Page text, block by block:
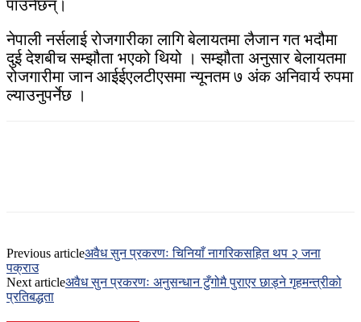
पाउनेछन्।
नेपाली नर्सलाई रोजगारीका लागि बेलायतमा लैजान गत भदौमा
दुई देशबीच सम्झौता भएको थियो । सम्झौता अनुसार बेलायतमा
रोजगारीमा जान आईईएलटीएसमा न्यूनतम ७ अंक अनिवार्य रुपमा
ल्याउनुपर्नेछ ।
Previous articleअवैध सुन प्रकरणः चिनियाँ नागरिकसहित थप २ जना
पक्राउ
Next articleअवैध सुन प्रकरणः अनुसन्धान टुँगोमै पुराएर छाड्ने गृहमन्त्रीको
प्रतिबद्धता